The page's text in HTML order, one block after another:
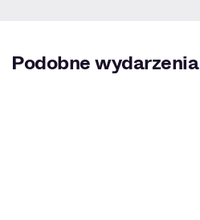
Podobne wydarzenia